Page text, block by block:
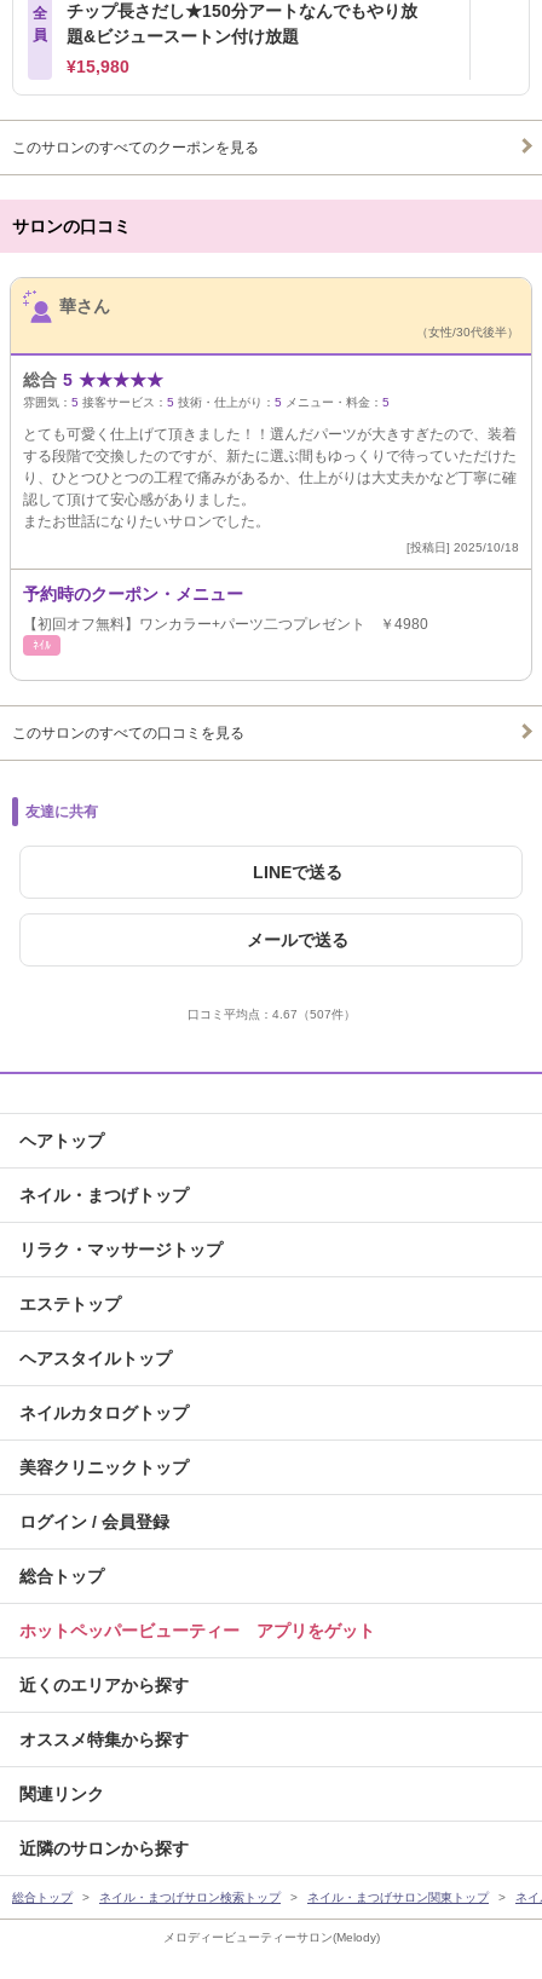
メロディービューティーサロン(Melody)
全
員
チップ長さだし★150分アートなんでもやり放
題&ビジュースートン付け放題
¥15,980
このサロンのすべてのクーポンを見る
サロンの口コミ
サロンPick Up
華さん
（女性/30代後半）
総合 5 ★★★★★
雰囲気： 5 接客サービス： 5 技術・仕上がり： 5 メニュー・料金： 5
とても可愛く仕上げて頂きました！！選んだパーツが大きすぎたので、装着
する段階で交換したのですが、新たに選ぶ間もゆっくりで待っていただけた
り、ひとつひとつの工程で痛みがあるか、仕上がりは大丈夫かなど丁寧に確
認して頂けて安心感がありました。
またお世話になりたいサロンでした。
[投稿日] 2025/10/18
予約時のクーポン・メニュー
【初回オフ無料】ワンカラー+パーツ二つプレゼント ￥4980
ﾈｲﾙ
このサロンのすべての口コミを見る
友達に共有
LINEで送る
メールで送る
口コミ平均点： 4.67 （507件）
ヘアトップ
ネイル・まつげトップ
リラク・マッサージトップ
エステトップ
ヘアスタイルトップ
ネイルカタログトップ
美容クリニックトップ
ログイン / 会員登録
総合トップ
ホットペッパービューティー アプリをゲット
近くのエリアから探す
オススメ特集から探す
関連リンク
近隣のサロンから探す
総合トップ ネイル・まつげサロン検索トップ ネイル・まつげサロン関東トップ ネ